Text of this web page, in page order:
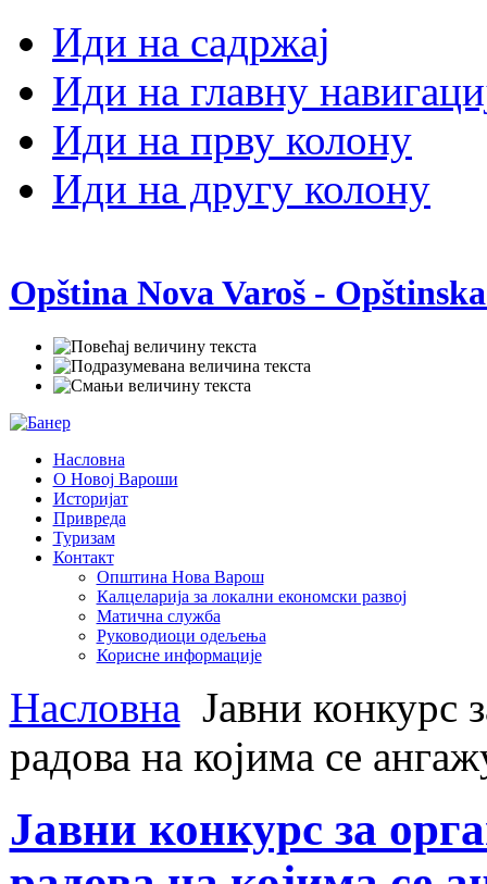
Иди на садржај
Иди на главну
Иди на прву колону
Иди на другу колону
Opština Nova Varoš -
Насловна
О Новој Вароши
Историјат
Привреда
Туризам
Контакт
Општина Нова Варош
Калцеларија за локални економски развој
Матична служба
Руководиоци одељења
Корисне информације
Насловна Јавни конкурс
радова на којима се
Јавни конкурс за